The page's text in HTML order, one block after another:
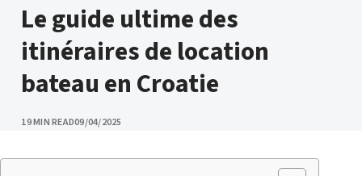
Le guide ultime des
itinéraires de location
bateau en Croatie
19 MIN READPUBLISHED
09/04/2025